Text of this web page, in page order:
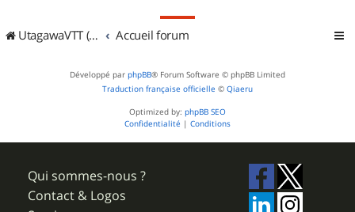
UtagawaVTT (Randos VTT et VTTAE avec traces GPS) Accueil forum
Développé par phpBB® Forum Software © phpBB Limited
Traduction française officielle © Qiaeru
Optimized by: phpBB SEO
Confidentialité | Conditions
Qui sommes-nous ?
Contact & Logos